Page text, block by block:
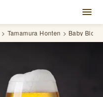
Tamamura Honten Baby